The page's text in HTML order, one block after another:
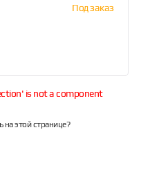
Под заказ
is not a component
этой странице?